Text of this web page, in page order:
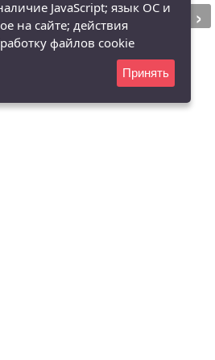
›
JavaScript; язык ОС и
на сайте; действия
файлов cookie
Принять